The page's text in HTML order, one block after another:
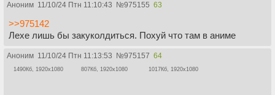
Аноним 11/10/24 Птн 11:10:43 №975155 63
>>975142
Лехе лишь бы закуколдиться. Похуй что там в аниме
Аноним 11/10/24 Птн 11:13:53 №975157 64
1490Кб, 1920x1080 807Кб, 1920x1080 1017Кб, 1920x1080